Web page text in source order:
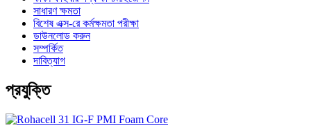
সাধারণ ক্ষমতা
বিশেষ এক্স-রে কর্মক্ষমতা পরীক্ষা
ডাউনলোড করুন
সম্পর্কিত
দাবিত্যাগ
প্রযুক্তি